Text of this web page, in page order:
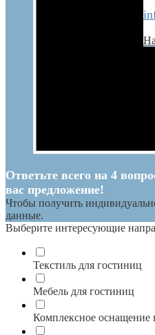
Ответьте всего на 4
вас предложение!
Чтобы получить
данные.
Выберите интересующие
Текстиль для гостиниц
Мебель для гостиниц
Комплексное оснащение